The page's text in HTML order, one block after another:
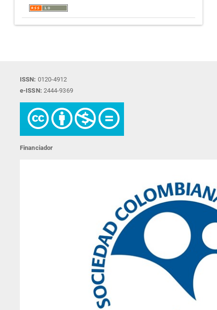
ISSN: 0120-4912
e-ISSN: 2444-9369
Financiador